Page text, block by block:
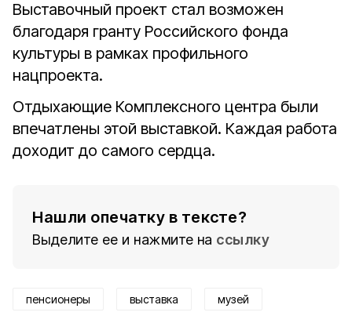
Выставочный проект стал возможен
благодаря гранту Российского фонда
культуры в рамках профильного
нацпроекта.
Отдыхающие Комплексного центра были
впечатлены этой выставкой. Каждая работа
доходит до самого сердца.
Нашли опечатку в тексте?
Выделите ее и нажмите на ссылку
пенсионеры выставка музей